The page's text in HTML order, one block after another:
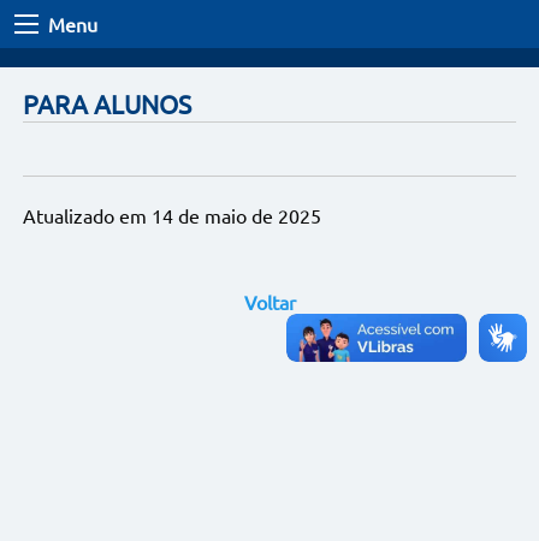
Menu
PARA ALUNOS
Atualizado em 14 de maio de 2025
Voltar